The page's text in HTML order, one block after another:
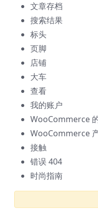
文章存档
搜索结果
标头
页脚
店铺
大车
查看
我的账户
WooCommerce
WooCommerce
接触
错误 404
时尚指南